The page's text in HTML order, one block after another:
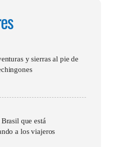
y sierras al pie de
que está
a los viajeros